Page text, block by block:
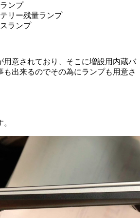
ンプ
リー残量ランプ
ランプ
用意されており、そこに増設用内蔵バ
も出来るのでその為にランプも用意さ